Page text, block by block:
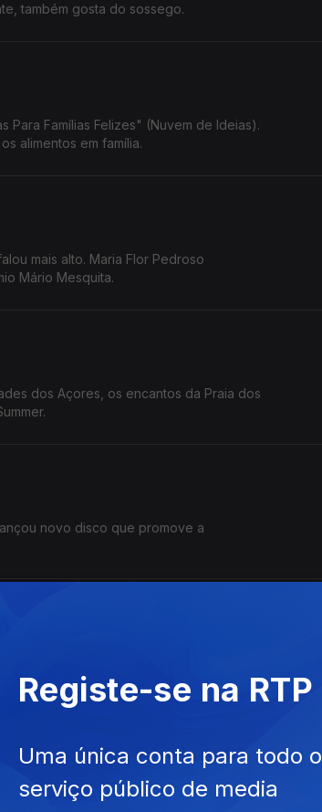
também gosta do sossego.
alimentos em família.
mais alto. Maria Flor Pedroso
deste ano do Prémio Mário Mesquita.
dos Açores, os encantos da Praia dos
novo disco que promove a
e um tropeção frente ao CEO, 33
mudou tudo por amor.
o Porto, dedicando-se à performance, à
Registe-se na RTP
Uma única conta para todo o
serviço público de media